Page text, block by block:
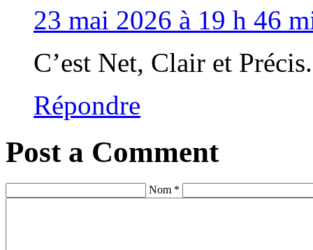
23 mai 2026 à 19 h 46
C’est Net, Clair et Précis.
Répondre
Post a Comment
Nom *